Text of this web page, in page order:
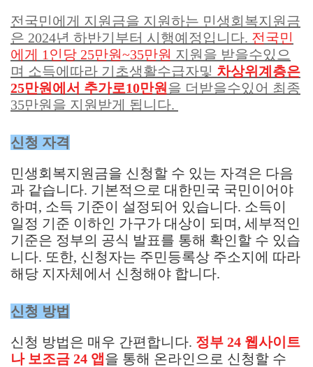
전국민에게 지원금을 지원하는 민생회복지원금
은 2024년 하반기부터 시행예정입니다. 전국민
에게 1인당 25만원~35만원 지원을 받을수있으
며 소득에따라 기초생활수급자및 차상위계층은
25만원에서 추가로10만원 을 더받을수있어 최종
35만원을 지원받게 됩니다.
신청 자격
민생회복지원금을 신청할 수 있는 자격은 다음
과 같습니다. 기본적으로 대한민국 국민이어야
하며, 소득 기준이 설정되어 있습니다. 소득이
일정 기준 이하인 가구가 대상이 되며, 세부적인
기준은 정부의 공식 발표를 통해 확인할 수 있습
니다. 또한, 신청자는 주민등록상 주소지에 따라
해당 지자체에서 신청해야 합니다.
신청 방법
신청 방법은 매우 간편합니다. 정부 24 웹사이트
나 보조금 24 앱을 통해 온라인으로 신청할 수